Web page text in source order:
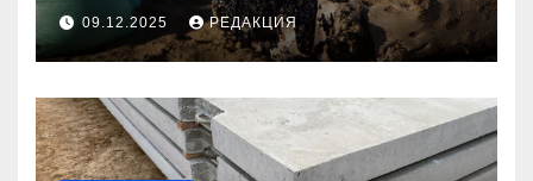
09.12.2025 РЕДАКЦИЯ